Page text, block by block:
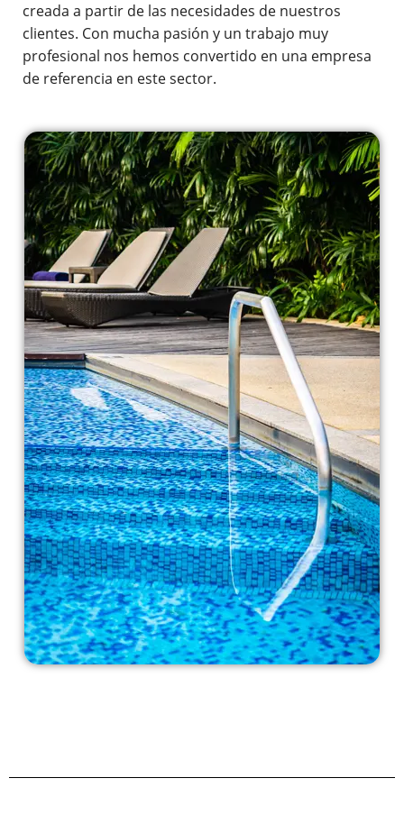
creada a partir de las necesidades de nuestros
clientes. Con mucha pasión y un trabajo muy
profesional nos hemos convertido en una empresa
de referencia en este sector.